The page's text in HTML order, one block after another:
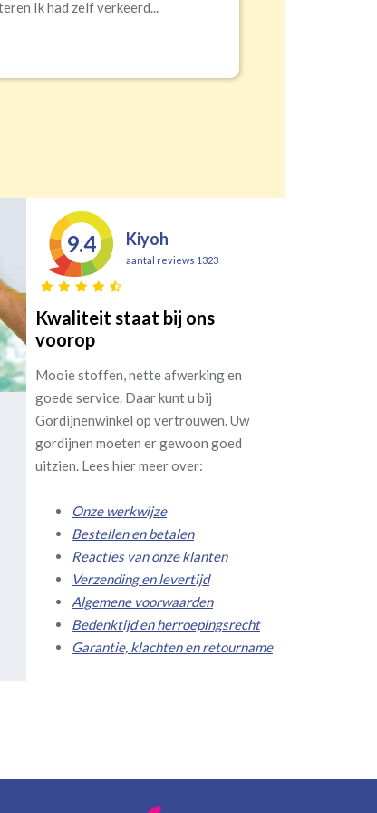
Erald,Zeist
9.4 Kiyoh
aantal reviews 1323
Kwaliteit staat bij ons
voorop
Mooie stoffen, nette afwerking en
goede service. Daar kunt u bij
Gordijnenwinkel op vertrouwen. Uw
gordijnen moeten er gewoon goed
uitzien. Lees hier meer over:
Onze werkwijze
Bestellen en betalen
Reacties van onze klanten
Verzending en levertijd
Algemene voorwaarden
Bedenktijd en herroepingsrecht
Garantie, klachten en retourname